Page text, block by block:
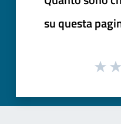
su questa